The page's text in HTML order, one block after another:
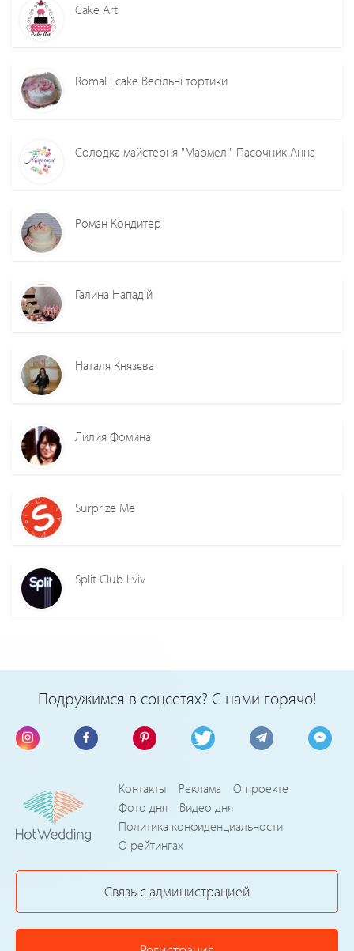
Cake Art
RomaLi cake Весільні тортики
Солодка майстерня "Мармелі" Пасочник Анна
Роман Кондитер
Галина Нападій
Наталя Князєва
Лилия Фомина
Surprize Me
Split Club Lviv
Подружимся в соцсетях? С нами горячо!
Контакты Реклама
О проекте
Фото дня
Видео дня
Политика конфиденциальности
О рейтингах
Связь с администрацией